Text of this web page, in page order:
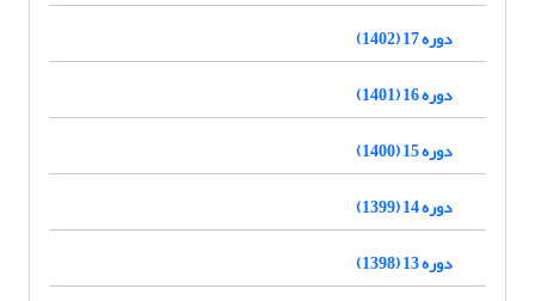
دوره 17 (1402)
دوره 16 (1401)
دوره 15 (1400)
دوره 14 (1399)
دوره 13 (1398)